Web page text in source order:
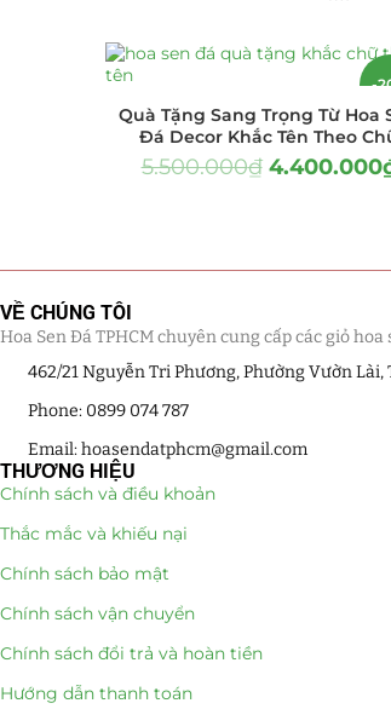
Cây Sen Đá Giá Sỉ
Chậu Sen Đá Mini (8)
(132)
Tiểu Cảnh Lan Sen Đá (63)
Hoa Ngày Lễ 8/3
Hoa Tặng 14/2
Quà Tặng
Quà Noel - Quà Giáng Sinh
-
Quà Tặng Sang Trọng Từ Hoa
Đá Decor Khắc Tên Theo
5.500.000₫ 4.400.000
VỀ CHÚNG TÔI
Hoa Sen Đá TPHCM chuyên cung cấp các giỏ
462/21 Nguyễn Tri Phương, Phường Vườn
Phone: 0899 074 787
Email: hoasendatphcm@gmail.com
THƯƠNG HIỆU
Chính sách và điều khoản
Thắc mắc và khiếu nại
Chính sách bảo mật
Chính sách vận chuyển
Chính sách đổi trả và hoàn tiền
Hướng dẫn thanh toán